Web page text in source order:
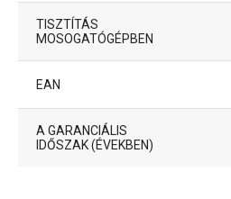
TISZTÍTÁS
MOSOGATÓGÉPBEN
EAN
A GARANCIÁLIS
IDŐSZAK (ÉVEKBEN)